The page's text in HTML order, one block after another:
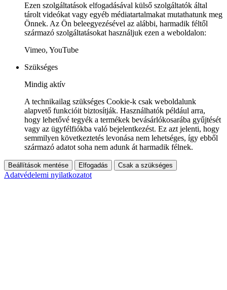
Ezen szolgáltatások elfogadásával külső szolgáltatók által
tárolt videókat vagy egyéb médiatartalmakat mutathatunk meg
Önnek. Az Ön beleegyezésével az alábbi, harmadik féltől
származó szolgáltatásokat használjuk ezen a weboldalon:
Vimeo, YouTube
Szükséges
Mindig aktív
A technikailag szükséges Cookie-k csak weboldalunk
alapvető funkcióit biztosítják. Használhatók például arra,
hogy lehetővé tegyék a termékek bevásárlókosarába gyűjtését
vagy az ügyfélfiókba való bejelentkezést. Ez azt jelenti, hogy
semmilyen következtetés levonása nem lehetséges, így ebből
származó adatot soha nem adunk át harmadik félnek.
Beállítások mentése Elfogadás Csak a szükséges
Adatvédelemi nyilatkozatot